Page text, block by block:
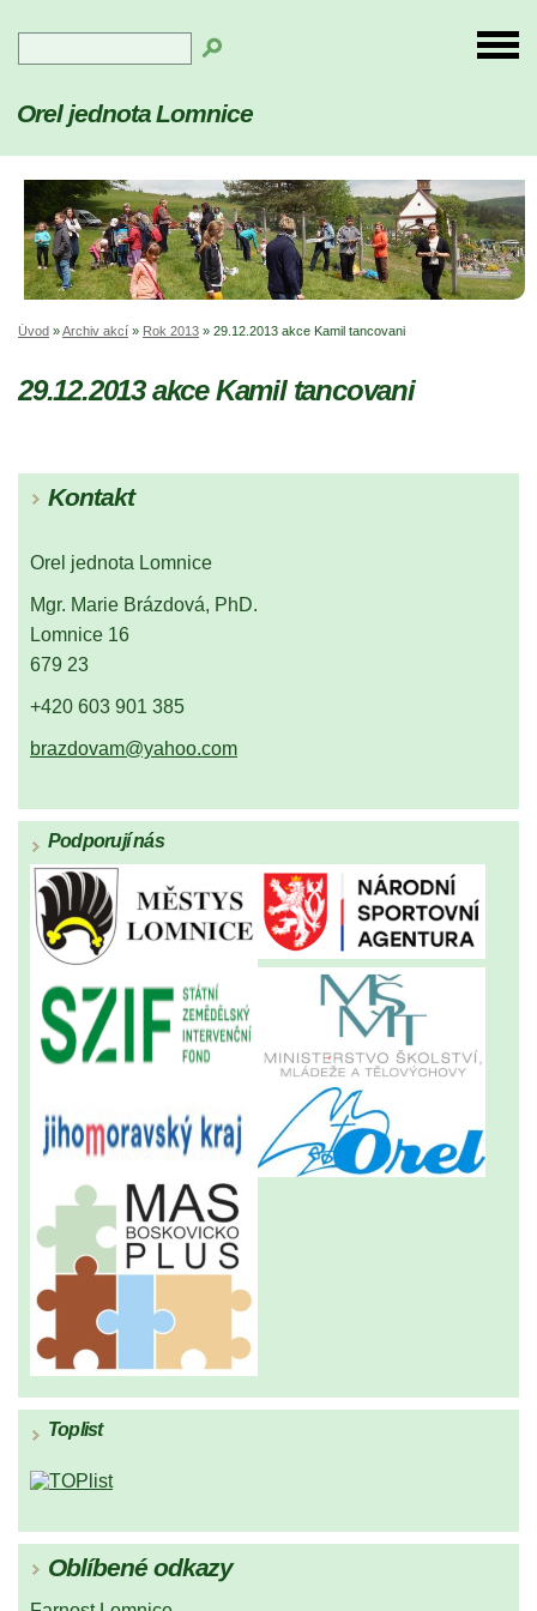
Orel jednota Lomnice
Úvod »Archiv akcí » Rok 2013 » 29.12.2013 akce Kamil tancovani
29.12.2013 akce Kamil tancovani
Kontakt
Orel jednota Lomnice
Mgr. Marie Brázdová, PhD.
Lomnice 16
679 23
+420 603 901 385
brazdovam@yahoo.com
Podporují nás
Toplist
Oblíbené odkazy